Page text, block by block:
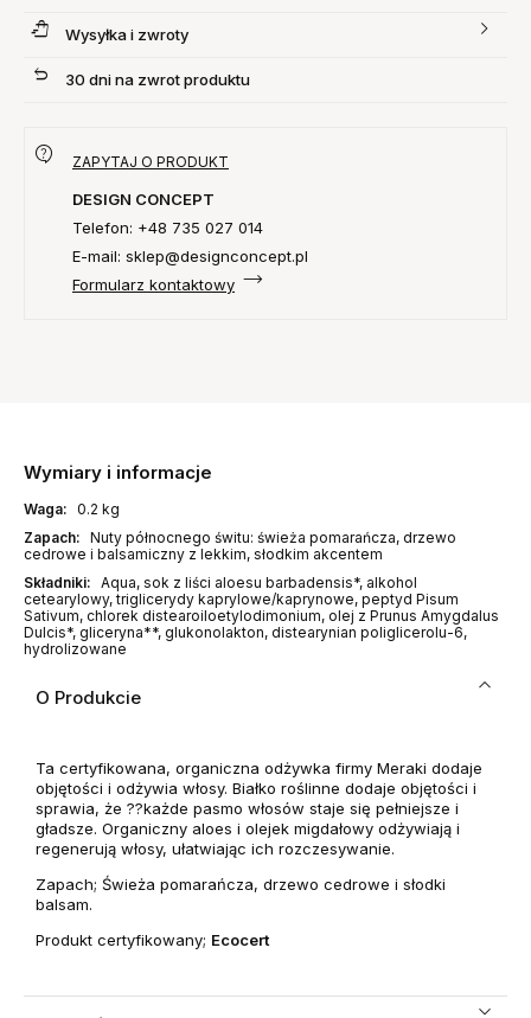
Wysyłka i zwroty
30 dni na zwrot produktu
ZAPYTAJ O PRODUKT
DESIGN CONCEPT
Telefon: +48 735 027 014
E-mail: sklep@designconcept.pl
Formularz kontaktowy
Wymiary i informacje
Waga: 0.2 kg
Zapach: Nuty północnego świtu: świeża pomarańcza, drzewo
cedrowe i balsamiczny z lekkim, słodkim akcentem
Składniki: Aqua, sok z liści aloesu barbadensis*, alkohol
cetearylowy, triglicerydy kaprylowe/kaprynowe, peptyd Pisum
Sativum, chlorek distearoiloetylodimonium, olej z Prunus Amygdalus
Dulcis*, gliceryna**, glukonolakton, distearynian poliglicerolu-6,
hydrolizowane
O Produkcie
Ta certyfikowana, organiczna odżywka firmy Meraki dodaje
objętości i odżywia włosy. Białko roślinne dodaje objętości i
sprawia, że ??każde pasmo włosów staje się pełniejsze i
gładsze. Organiczny aloes i olejek migdałowy odżywiają i
regenerują włosy, ułatwiając ich rozczesywanie.
Zapach; Świeża pomarańcza, drzewo cedrowe i słodki
balsam.
Produkt certyfikowany; Ecocert